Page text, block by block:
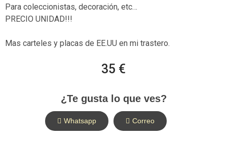
Para coleccionistas, decoración, etc…
PRECIO UNIDAD!!!
Mas carteles y placas de EE.UU en mi trastero.
35 €
¿Te gusta lo que ves?
Whatsapp Correo